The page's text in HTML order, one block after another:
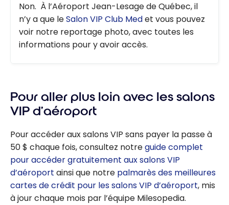
Non. À l’Aéroport Jean-Lesage de Québec, il
n’y a que leSalon VIP Club Medet vous pouvez
voir notre reportage photo, avec toutes les
informations pour y avoir accès.
Pour aller plus loin avec les salons
VIP d’aéroport
Pour accéder aux salons VIP sans payer la passe à
50 $ chaque fois, consultez notreguide complet
pour accéder gratuitement aux salons VIP
d’aéroport ainsi que notre palmarès des meilleures
cartes de crédit pour les salons VIP d’aéroport, mis
à jour chaque mois par l’équipe Milesopedia.